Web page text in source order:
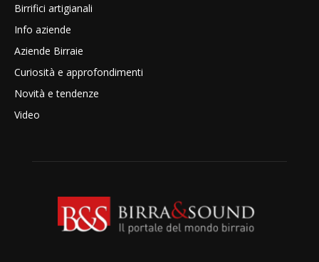
Birrifici artigianali
Info aziende
Aziende Birraie
Curiosità e approfondimenti
Novità e tendenze
Video